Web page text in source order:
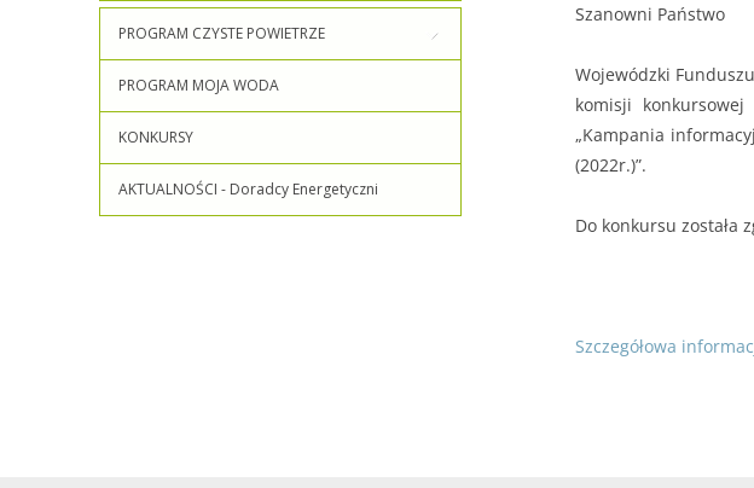
Szanowni Państwo
Wojewódzki
komisji
„Kampania
(2022r.)”.
Do konkursu została
Szczegółowa
PROGRAM CZYSTE POWIETRZE
PROGRAM MOJA WODA
KONKURSY
AKTUALNOŚCI - Doradcy Energetyczni